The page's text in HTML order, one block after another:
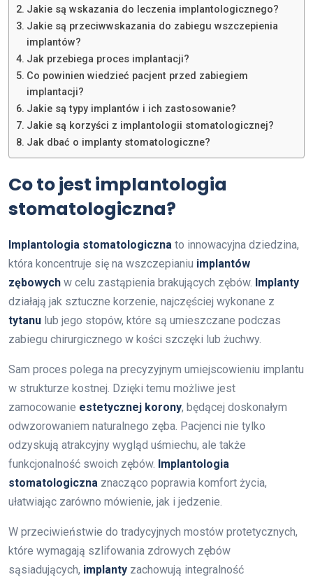
Jakie są wskazania do leczenia implantologicznego?
Jakie są przeciwwskazania do zabiegu wszczepienia
implantów?
Jak przebiega proces implantacji?
Co powinien wiedzieć pacjent przed zabiegiem
implantacji?
Jakie są typy implantów i ich zastosowanie?
Jakie są korzyści z implantologii stomatologicznej?
Jak dbać o implanty stomatologiczne?
Co to jest implantologia
stomatologiczna?
Implantologia stomatologiczna to innowacyjna dziedzina,
która koncentruje się na wszczepianiu implantów
zębowych w celu zastąpienia brakujących zębów. Implanty
działają jak sztuczne korzenie, najczęściej wykonane z
tytanu lub jego stopów, które są umieszczane podczas
zabiegu chirurgicznego w kości szczęki lub żuchwy.
Sam proces polega na precyzyjnym umiejscowieniu implantu
w strukturze kostnej. Dzięki temu możliwe jest
zamocowanie estetycznej korony, będącej doskonałym
odwzorowaniem naturalnego zęba. Pacjenci nie tylko
odzyskują atrakcyjny wygląd uśmiechu, ale także
funkcjonalność swoich zębów. Implantologia
stomatologiczna znacząco poprawia komfort życia,
ułatwiając zarówno mówienie, jak i jedzenie.
W przeciwieństwie do tradycyjnych mostów protetycznych,
które wymagają szlifowania zdrowych zębów
sąsiadujących, implanty zachowują integralność